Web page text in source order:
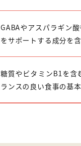
GABAやアスパラギン
をサポートする成分を含
糖質やビタミンB1を含
ランスの良い食事の基